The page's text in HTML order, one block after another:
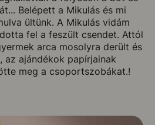
Belépett a Mikulás és mi
ültünk. A Mikulás vidám
fel a feszült csendet. Attól
arca mosolyra derült és
az ajándékok papírjainak
meg a csoportszobákat.!